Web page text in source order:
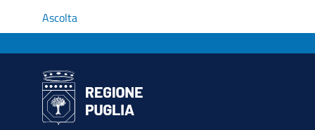
Ascolta